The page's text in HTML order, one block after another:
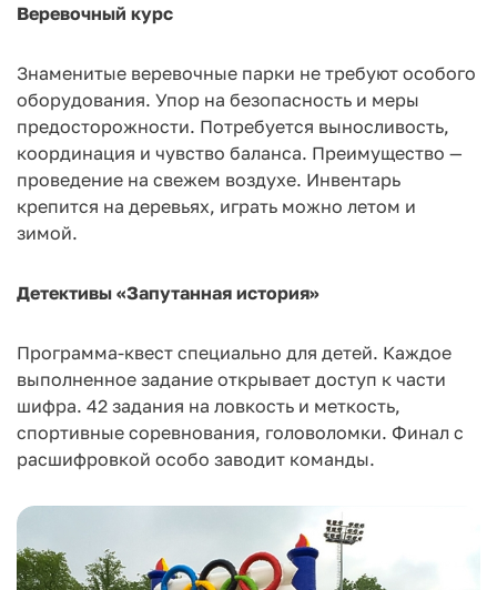
Веревочный курс
Знаменитые веревочные парки не требуют особого
оборудования. Упор на безопасность и меры
предосторожности. Потребуется выносливость,
координация и чувство баланса. Преимущество —
проведение на свежем воздухе. Инвентарь
крепится на деревьях, играть можно летом и
зимой.
Детективы «Запутанная история»
Программа-квест специально для детей. Каждое
выполненное задание открывает доступ к части
шифра. 42 задания на ловкость и меткость,
спортивные соревнования, головоломки. Финал с
расшифровкой особо заводит команды.